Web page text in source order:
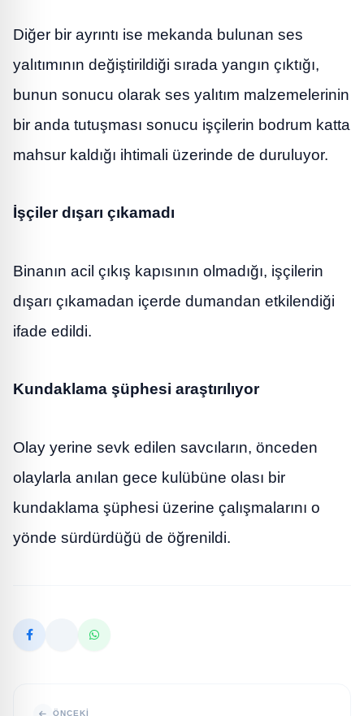
Diğer bir ayrıntı ise mekanda bulunan ses
yalıtımının değiştirildiği sırada yangın çıktığı,
bunun sonucu olarak ses yalıtım malzemelerinin
bir anda tutuşması sonucu işçilerin bodrum katta
mahsur kaldığı ihtimali üzerinde de duruluyor.
İşçiler dışarı çıkamadı
Binanın acil çıkış kapısının olmadığı, işçilerin
dışarı çıkamadan içerde dumandan etkilendiği
ifade edildi.
Kundaklama şüphesi araştırılıyor
Olay yerine sevk edilen savcıların, önceden
olaylarla anılan gece kulübüne olası bir
kundaklama şüphesi üzerine çalışmalarını o
yönde sürdürdüğü de öğrenildi.
ÖNCEKI